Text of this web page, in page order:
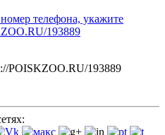
телефона, укажите
193889
POISKZOO.RU/193889